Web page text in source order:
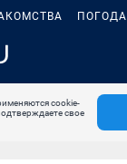
ПОГОДА
cookie-
свое